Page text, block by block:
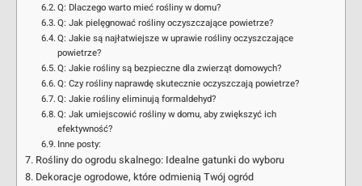
Q: Dlaczego warto mieć rośliny w domu?
Q: Jak pielęgnować rośliny oczyszczające powietrze?
Q: Jakie są najłatwiejsze w uprawie rośliny oczyszczające
powietrze?
Q: Jakie rośliny są bezpieczne dla zwierząt domowych?
Q: Czy rośliny naprawdę skutecznie oczyszczają powietrze?
Q: Jakie rośliny eliminują formaldehyd?
Q: Jak umiejscowić rośliny w domu, aby zwiększyć ich
efektywność?
Inne posty:
Rośliny do ogrodu skalnego: Idealne gatunki do wyboru
Dekoracje ogrodowe, które odmienią Twój ogród